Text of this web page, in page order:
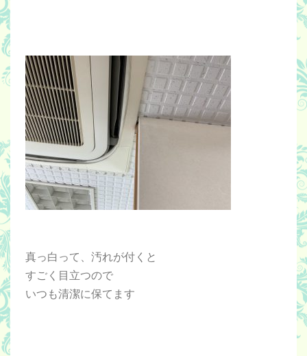
真っ白って、汚れが付くと
すごく目立つので
いつも清潔に保てます